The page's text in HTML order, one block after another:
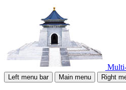
Left menu bar Main menu Right